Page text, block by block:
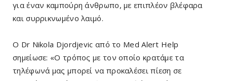
για έναν καμπούρη άνθρωπο, με επιπλέον βλέφαρα
και συρρικνωμένο λαιμό.
Ο Dr Nikola Djordjevic από το Med Alert Help
σημείωσε: «Ο τρόπος με τον οποίο κρατάμε τα
τηλέφωνά μας μπορεί να προκαλέσει πίεση σε